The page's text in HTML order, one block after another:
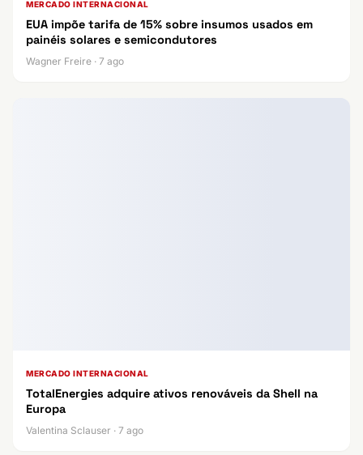
MERCADO INTERNACIONAL
EUA impõe tarifa de 15% sobre insumos usados em
painéis solares e semicondutores
Wagner Freire · 7 ago
MERCADO INTERNACIONAL
TotalEnergies adquire ativos renováveis da Shell na
Europa
Valentina Sclauser · 7 ago